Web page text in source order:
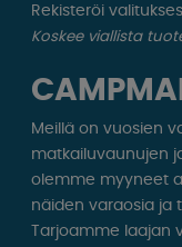
Rekisteröi
Koskee viallista
Meillä on vuosien
matkailuvaunujen
olemme myyneet
näiden varaosia ja
Tarjoamme laajan